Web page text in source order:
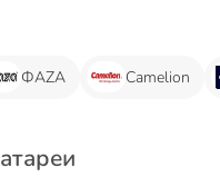
ФАZА Camelion